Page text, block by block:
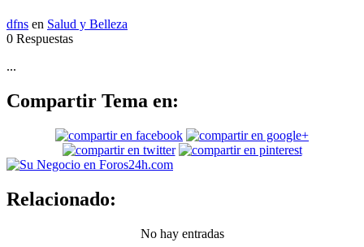
dfns en Salud y Belleza
0 Respuestas
...
Compartir Tema en:
Relacionado:
No hay entradas